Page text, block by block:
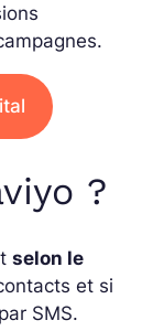
?
selon le
et si
SMS.